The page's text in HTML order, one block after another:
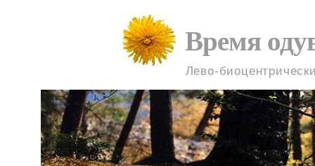
Время
Лево-